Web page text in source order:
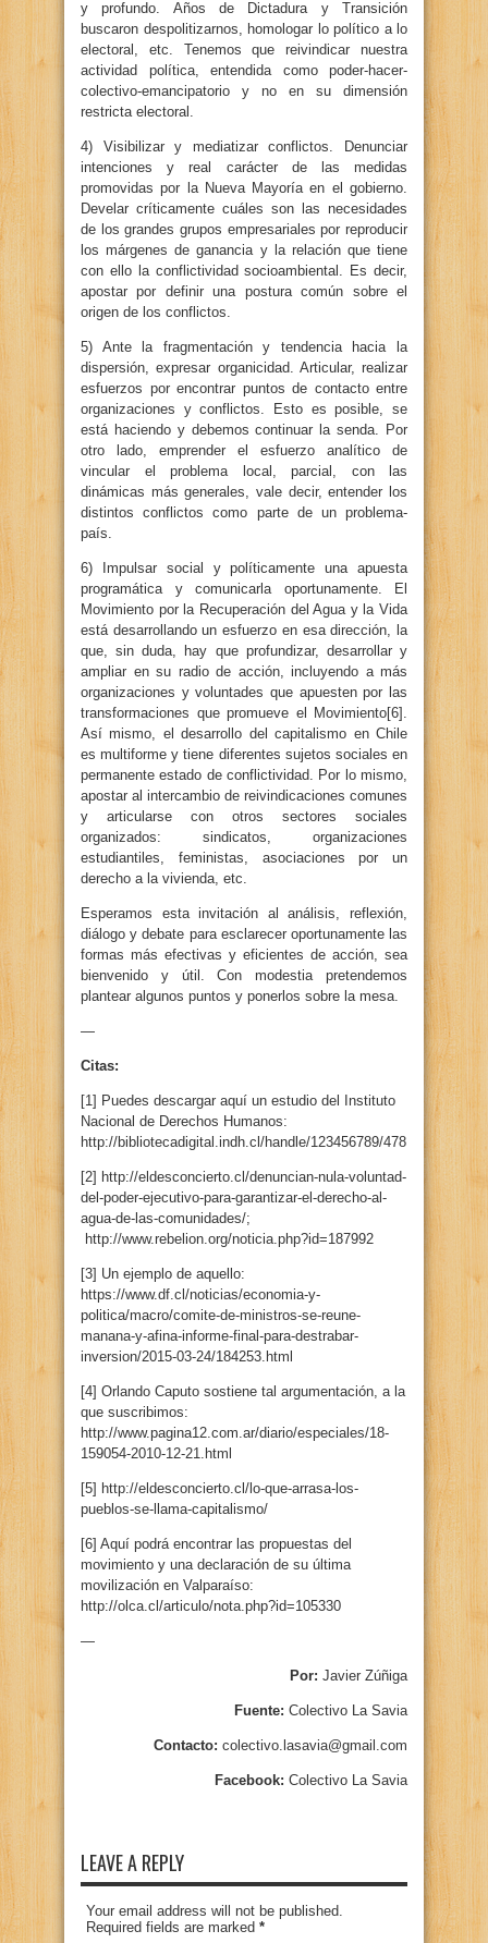
y profundo. Años de Dictadura y Transición
buscaron despolitizarnos, homologar lo político a lo
electoral, etc. Tenemos que reivindicar nuestra
actividad política, entendida como poder-hacer-
colectivo-emancipatorio y no en su dimensión
restricta electoral.
4) Visibilizar y mediatizar conflictos. Denunciar
intenciones y real carácter de las medidas
promovidas por la Nueva Mayoría en el gobierno.
Develar críticamente cuáles son las necesidades
de los grandes grupos empresariales por reproducir
los márgenes de ganancia y la relación que tiene
con ello la conflictividad socioambiental. Es decir,
apostar por definir una postura común sobre el
origen de los conflictos.
5) Ante la fragmentación y tendencia hacia la
dispersión, expresar organicidad. Articular, realizar
esfuerzos por encontrar puntos de contacto entre
organizaciones y conflictos. Esto es posible, se
está haciendo y debemos continuar la senda. Por
otro lado, emprender el esfuerzo analítico de
vincular el problema local, parcial, con las
dinámicas más generales, vale decir, entender los
distintos conflictos como parte de un problema-
país.
6) Impulsar social y políticamente una apuesta
programática y comunicarla oportunamente. El
Movimiento por la Recuperación del Agua y la Vida
está desarrollando un esfuerzo en esa dirección, la
que, sin duda, hay que profundizar, desarrollar y
ampliar en su radio de acción, incluyendo a más
organizaciones y voluntades que apuesten por las
transformaciones que promueve el Movimiento[6].
Así mismo, el desarrollo del capitalismo en Chile
es multiforme y tiene diferentes sujetos sociales en
permanente estado de conflictividad. Por lo mismo,
apostar al intercambio de reivindicaciones comunes
y articularse con otros sectores sociales
organizados: sindicatos, organizaciones
estudiantiles, feministas, asociaciones por un
derecho a la vivienda, etc.
Esperamos esta invitación al análisis, reflexión,
diálogo y debate para esclarecer oportunamente las
formas más efectivas y eficientes de acción, sea
bienvenido y útil. Con modestia pretendemos
plantear algunos puntos y ponerlos sobre la mesa.
—
Citas:
[1] Puedes descargar aquí un estudio del Instituto
Nacional de Derechos Humanos:
http://bibliotecadigital.indh.cl/handle/123456789/478
[2] http://eldesconcierto.cl/denuncian-nula-voluntad-
del-poder-ejecutivo-para-garantizar-el-derecho-al-
agua-de-las-comunidades/;
http://www.rebelion.org/noticia.php?id=187992
[3] Un ejemplo de aquello:
https://www.df.cl/noticias/economia-y-
politica/macro/comite-de-ministros-se-reune-
manana-y-afina-informe-final-para-destrabar-
inversion/2015-03-24/184253.html
[4] Orlando Caputo sostiene tal argumentación, a la
que suscribimos:
http://www.pagina12.com.ar/diario/especiales/18-
159054-2010-12-21.html
[5] http://eldesconcierto.cl/lo-que-arrasa-los-
pueblos-se-llama-capitalismo/
[6] Aquí podrá encontrar las propuestas del
movimiento y una declaración de su última
movilización en Valparaíso:
http://olca.cl/articulo/nota.php?id=105330
—
Por: Javier Zúñiga
Fuente: Colectivo La Savia
Contacto: colectivo.lasavia@gmail.com
Facebook: Colectivo La Savia
LEAVE A REPLY
Your email address will not be published.
Required fields are marked *